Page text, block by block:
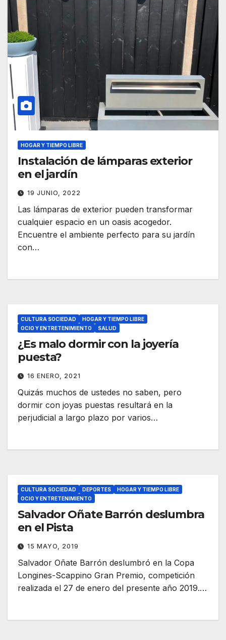
HOGAR Y TIEMPO LIBRE
Instalación de lámparas exterior
en el jardín
19 JUNIO, 2022
Las lámparas de exterior pueden transformar
cualquier espacio en un oasis acogedor.
Encuentre el ambiente perfecto para su jardín
con…
CULTURA SOCIEDAD
HOGAR Y TIEMPO LIBRE
OCIO Y ENTRETENIMIENTO
SALUD
¿Es malo dormir con la joyería
puesta?
16 ENERO, 2021
Quizás muchos de ustedes no saben, pero
dormir con joyas puestas resultará en la
perjudicial a largo plazo por varios…
CULTURA SOCIEDAD DEPORTES
HOGAR Y TIEMPO LIBRE
OCIO Y ENTRETENIMIENTO
Salvador Oñate Barrón deslumbra
en el Pista
15 MAYO, 2019
Salvador Oñate Barrón deslumbró en la Copa
Longines-Scappino Gran Premio, competición
realizada el 27 de enero del presente año 2019.…